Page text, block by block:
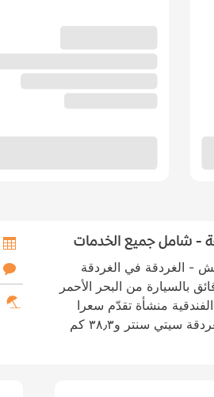
- شامل جميع الخدمات
- الغردقة في الغردقة
على بُعد 4 دقيقة/دقائق بالسيارة من البحر الأحمر
الفندقية منشأة تقدّم سعرا
شاملا لجميع الخدمات، تبعد ١٠٫٣ كم عن الغردقة سيتي سنتر و٣٨٫٣ كم